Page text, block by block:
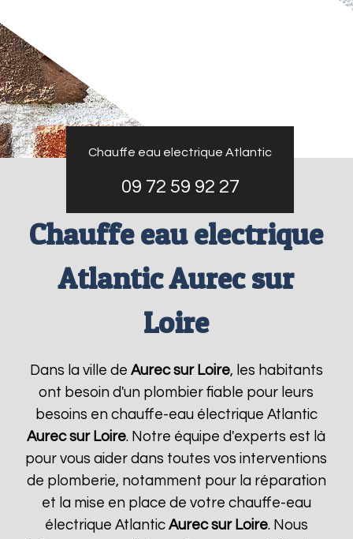
Chauffe eau electrique Atlantic
09 72 59 92 27
Chauffe eau electrique
Atlantic Aurec sur
Loire
Dans la ville de Aurec sur Loire, les habitants
ont besoin d'un plombier fiable pour leurs
besoins en chauffe-eau électrique Atlantic
Aurec sur Loire. Notre équipe d'experts est là
pour vous aider dans toutes vos interventions
de plomberie, notamment pour la réparation
et la mise en place de votre chauffe-eau
électrique Atlantic Aurec sur Loire. Nous